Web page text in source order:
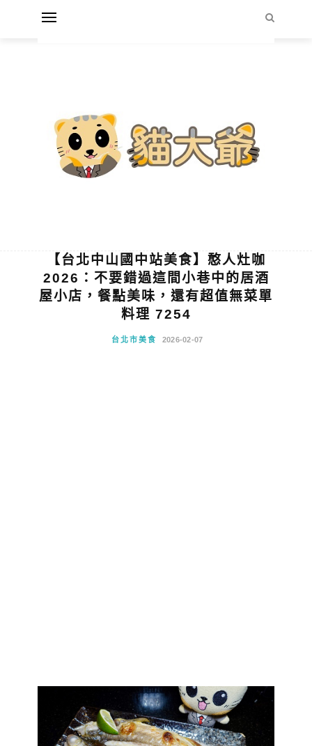
【台北中山國中站美食】憨人灶咖
2026：不要錯過這間小巷中的居酒
屋小店，餐點美味，還有超值無菜單
料理 7254
台北市美食 2026-02-07